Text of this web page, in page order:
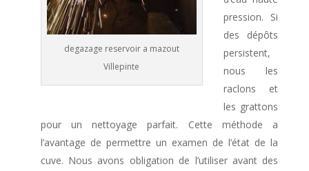
degazage reservoir a mazout
Villepinte
pression. Si
des dépôts
persistent,
nous les
raclons et
les grattons
pour un nettoyage parfait. Cette méthode a
l’avantage de permettre un examen de l’état de la
cuve. Nous avons obligation de l’utiliser avant des